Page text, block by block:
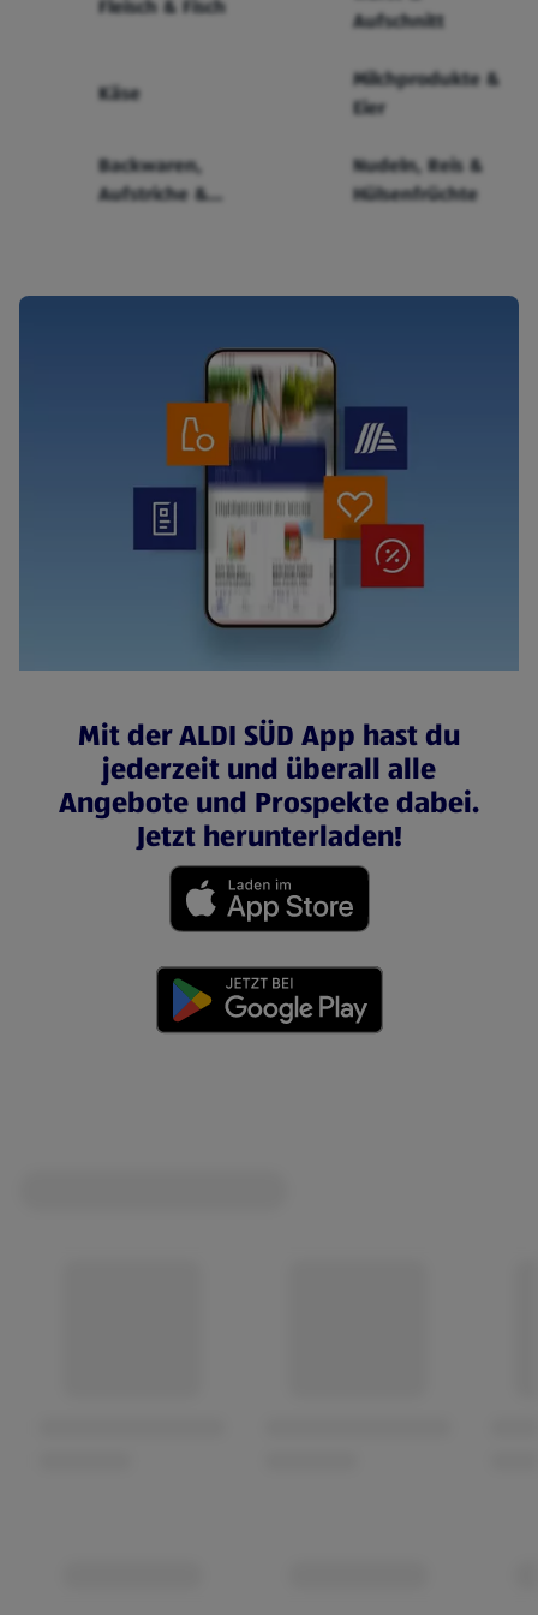
Fleisch & Fisch
Aufschnitt
Käse
Milchprodukte &
Eier
Backwaren,
Aufstriche &
Nudeln, Reis &
Hülsenfrüchte
Mit der ALDI SÜD App hast du
jederzeit und überall alle
Angebote und Prospekte dabei.
Jetzt herunterladen!